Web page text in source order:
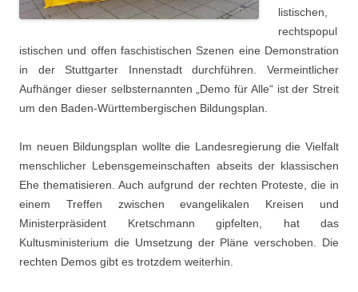
listischen,
rechtspopul
istischen und offen faschistischen Szenen eine Demonstration
in der Stuttgarter Innenstadt durchführen. Vermeintlicher
Aufhänger dieser selbsternannten „Demo für Alle“ ist der Streit
um den Baden-Württembergischen Bildungsplan.
Im neuen Bildungsplan wollte die Landesregierung die Vielfalt
menschlicher Lebensgemeinschaften abseits der klassischen
Ehe thematisieren. Auch aufgrund der rechten Proteste, die in
einem Treffen zwischen evangelikalen Kreisen und
Ministerpräsident Kretschmann gipfelten, hat das
Kultusministerium die Umsetzung der Pläne verschoben. Die
rechten Demos gibt es trotzdem weiterhin.